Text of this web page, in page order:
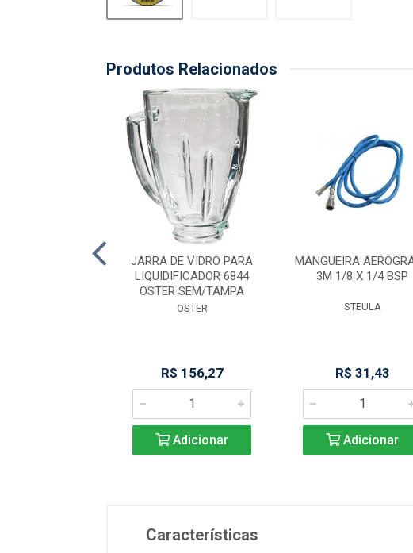
Produtos Relacionados
JARRA DE VIDRO PARA
LIQUIDIFICADOR 6844
OSTER SEM/TAMPA
OSTER
R$ 156,27
Adicionar
MANGUEIRA
3M 1/8 X 1/4 BSP
STEULA
R$ 31,43
Adicionar
Características